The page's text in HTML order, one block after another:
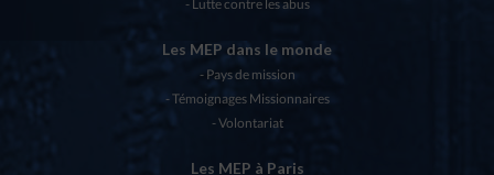
Lutte contre les abus
Les MEP dans le monde
Pays de mission
Témoignages Missionnaires
Volontariat
Les MEP à Paris